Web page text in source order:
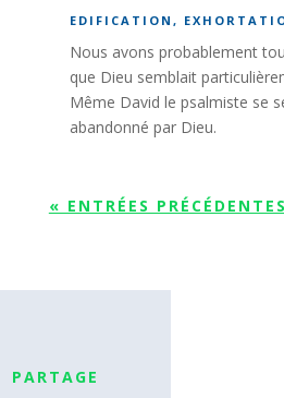
EDIFICATION ,
Nous avons probablement
que Dieu semblait
Même David le psalmiste se
abandonné par Dieu.
« ENTRÉES PRÉCÉDENTES
PARTAGE